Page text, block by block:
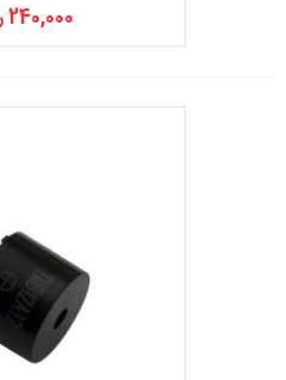
240,000 ریال